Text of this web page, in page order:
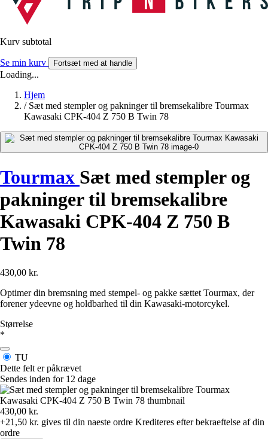
Kurv subtotal
Se min kurv Fortsæt med at handle
Loading...
Hjem
/ Sæt med stempler og pakninger til bremsekalibre Tourmax
Kawasaki CPK-404 Z 750 B Twin 78
Tourmax Sæt med stempler og
pakninger til bremsekalibre
Kawasaki CPK-404 Z 750 B
Twin 78
430,00 kr.
Optimer din bremsning med stempel- og pakke sættet Tourmax, der
forener ydeevne og holdbarhed til din Kawasaki-motorcykel.
Størrelse
*
TU
Dette felt er påkrævet
Sendes inden for 12 dage
430,00 kr.
+21,50 kr. gives til din naeste ordre Krediteres efter bekraeftelse af din
ordre